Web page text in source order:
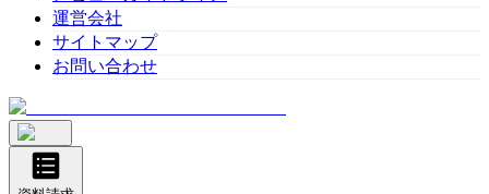
運営会社
サイトマップ
お問い合わせ